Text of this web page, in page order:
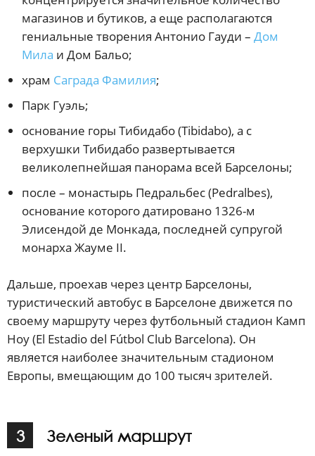
магазинов и бутиков, а еще располагаются
гениальные творения Антонио Гауди – Дом
Мила и Дом Бальо;
храм Саграда Фамилия;
Парк Гуэль;
основание горы Тибидабо (Tibidabo), а с
верхушки Тибидабо развертывается
великолепнейшая панорама всей Барселоны;
после – монастырь Педральбес (Pedralbes),
основание которого датировано 1326-м
Элисендой де Монкада, последней супругой
монарха Жауме II.
Дальше, проехав через центр Барселоны,
туристический автобус в Барселоне движется по
своему маршруту через футбольный стадион Камп
Ноу (El Estadio del Fútbol Club Barcelona). Он
является наиболее значительным стадионом
Европы, вмещающим до 100 тысяч зрителей.
3 Зеленый маршрут